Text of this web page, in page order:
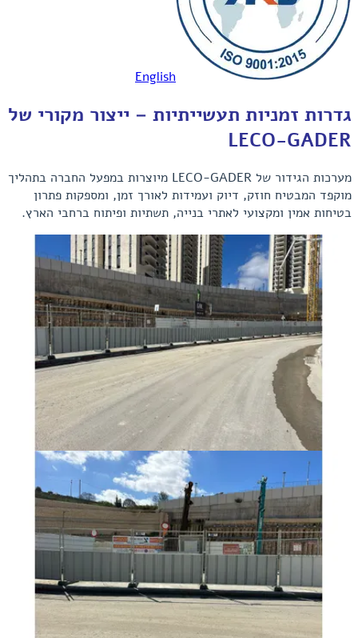
English
גדרות זמניות תעשייתיות – ייצור מקורי של
LECO-GADER
מערכות הגידור של LECO-GADER מיוצרות במפעל החברה בתהליך
מוקפד המבטיח חוזק, דיוק ועמידות לאורך זמן, ומספקות פתרון
בטיחות אמין ומקצועי לאתרי בנייה, תשתיות ופיתוח ברחבי הארץ.